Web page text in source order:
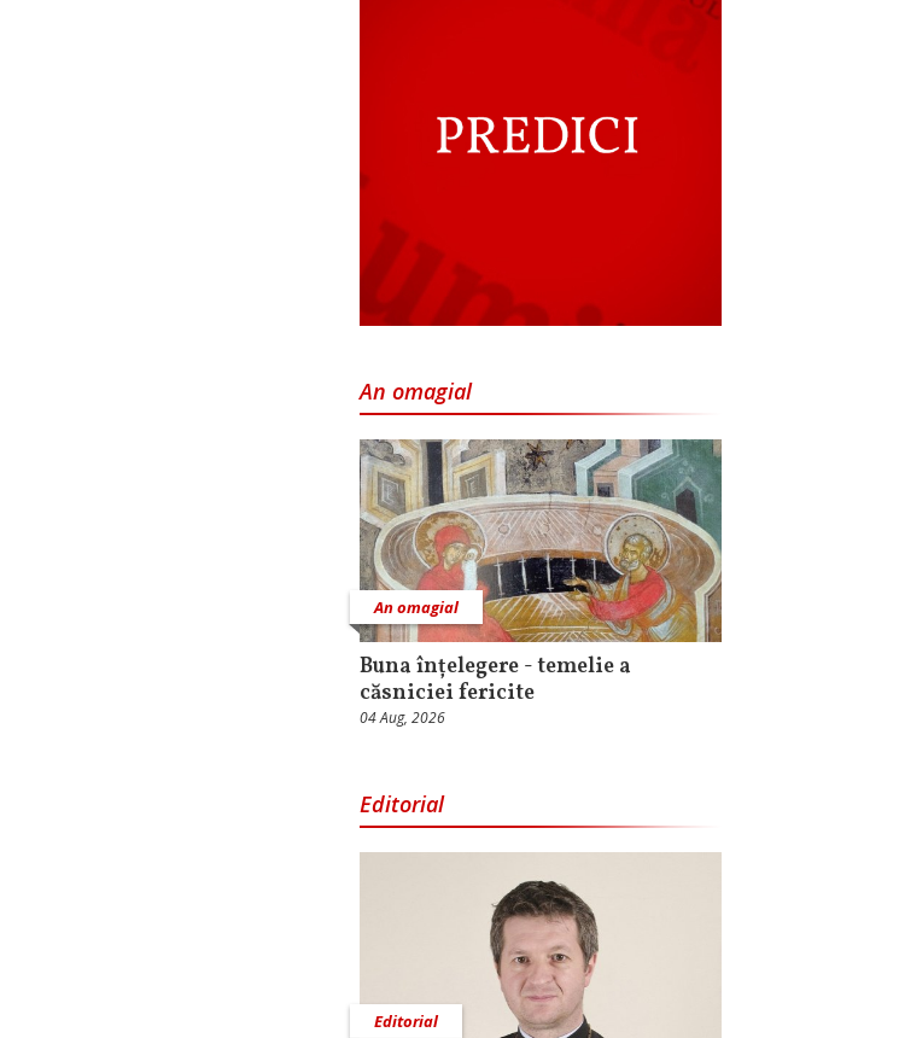
An omagial
An omagial
Buna înțelegere - temelie a
căsniciei fericite
04 Aug, 2026
Editorial
Editorial